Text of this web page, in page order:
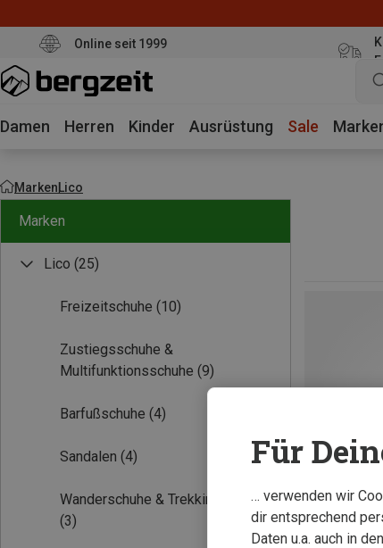
Online seit 1999
Damen Herren Kinder Ausrüstung Sale
MarkenLico
Marken
Lico (25)
Freizeitschuhe (10)
Zustiegsschuhe &
Multifunktionsschuhe (9)
Barfußschuhe (4)
Sandalen (4)
Wanderschuhe & Trekkingschuhe
(3)
Für
… verwenden wir
dir entsprechend
Daten u.a. auch in